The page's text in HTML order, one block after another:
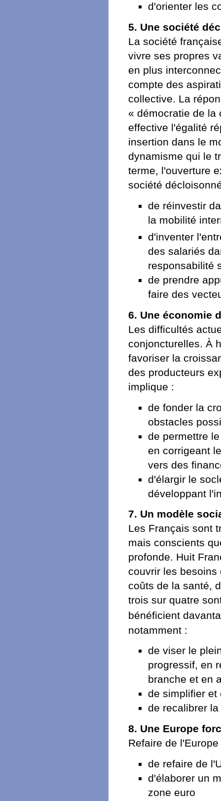
d'orienter les
5. Une société
La société
vivre ses propres
en plus
compte des
collective. La
« démocratie de la
effective l'égalité
insertion dans le
dynamisme qui le
terme, l'ouverture
société
de réinvestir
la mobilité
d'inventer
des salariés
responsabilité
de prendre
faire des
6. Une économie
Les difficultés
conjoncturelles. À
favoriser la
des producteurs
implique :
de fonder la
obstacles
de permettre
en corrigeant
vers des
d'élargir le
développant
7. Un modèle
Les Français sont
mais conscients
profonde. Huit
couvrir les besoins
coûts de la santé,
trois sur quatre
bénéficient
notamment :
de viser le
progressif, en
branche et en
de simplifier et
de recalibrer
8. Une Europe
Refaire de
de refaire de
d'élaborer un
zone euro